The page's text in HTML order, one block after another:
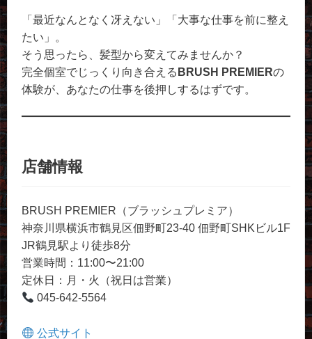
「最近なんとなく冴えない」「大事な仕事を前に整え
たい」。
そう思ったら、髪型から変えてみませんか？
完全個室でじっくり向き合える BRUSH PREMIERの
体験が、あなたの仕事を後押しするはずです。
店舗情報
BRUSH PREMIER（ブラッシュプレミア）
神奈川県横浜市鶴見区佃野町23-40 佃野町SHKビル1F
JR鶴見駅より徒歩8分
営業時間：11:00〜21:00
定休日：月・火（祝日は営業）
045-642-5564
公式サイト